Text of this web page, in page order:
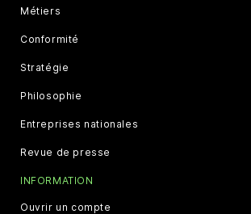
Métiers
Conformité
Stratégie
Philosophie
Entreprises nationales
Revue de presse
INFORMATION
Ouvrir un compte